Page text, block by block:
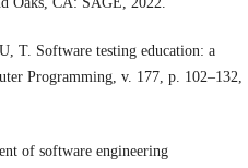
T. Software testing education: a
Programming, v. 177, p. 102–132,
of software engineering